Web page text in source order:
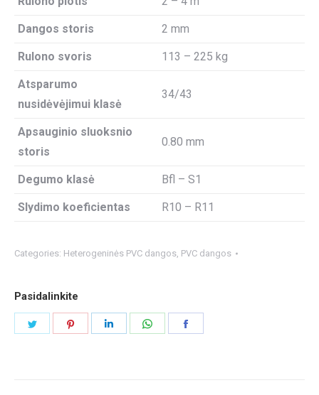
Dangos storis 2 mm
Rulono svoris 113 – 225 kg
Atsparumo
nusidėvėjimui klasė
34/43
Apsauginio sluoksnio
storis
0.80 mm
Degumo klasė Bfl – S1
Slydimo koeficientas R10 – R11
Categories: Heterogeninės PVC dangos, PVC dangos
Pasidalinkite